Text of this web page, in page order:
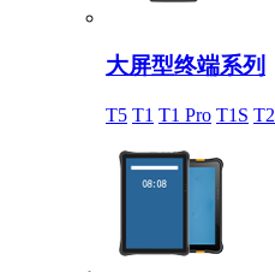
大屏型终端系列
T5 T1 T1 Pro T1S T2